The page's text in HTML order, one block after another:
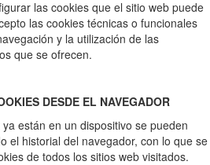
las cookies que el sitio web puede
las cookies técnicas o funcionales
y la utilización de las
que se ofrecen.
DESDE EL NAVEGADOR
están en un dispositivo se pueden
el historial del navegador, con lo que se
de todos los sitios web visitados.